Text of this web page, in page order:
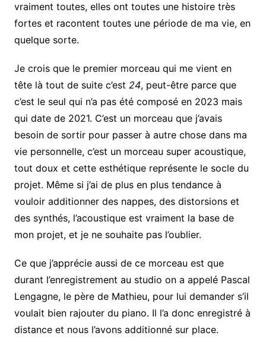
vraiment toutes, elles ont toutes une histoire très
fortes et racontent toutes une période de ma vie, en
quelque sorte.
Je crois que le premier morceau qui me vient en
tête là tout de suite c’est 24, peut-être parce que
c’est le seul qui n’a pas été composé en 2023 mais
qui date de 2021. C’est un morceau que j’avais
besoin de sortir pour passer à autre chose dans ma
vie personnelle, c’est un morceau super acoustique,
tout doux et cette esthétique représente le socle du
projet. Même si j’ai de plus en plus tendance à
vouloir additionner des nappes, des distorsions et
des synthés, l’acoustique est vraiment la base de
mon projet, et je ne souhaite pas l’oublier.
Ce que j’apprécie aussi de ce morceau est que
durant l’enregistrement au studio on a appelé Pascal
Lengagne, le père de Mathieu, pour lui demander s’il
voulait bien rajouter du piano. Il l’a donc enregistré à
distance et nous l’avons additionné sur place.